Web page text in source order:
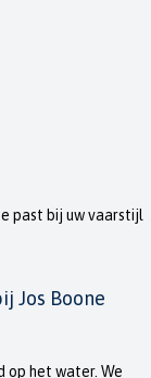
past bij uw vaarstijl
Jos Boone
op het water. We